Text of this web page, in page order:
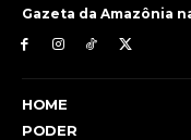
Gazeta da Amazônia
HOME
PODER